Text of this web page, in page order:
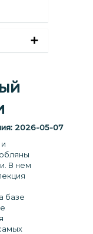
2026-05-07
В нем
базе